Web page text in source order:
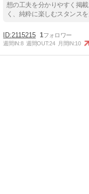
想の工夫を分かりやすく掲
く、純粋に楽しむスタンス
2115215 1
週間IN:8 週間OUT:24 月間IN:10